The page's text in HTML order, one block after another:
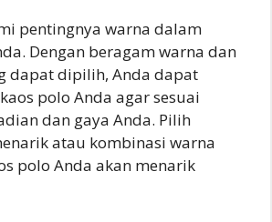
pentingnya warna dalam
Dengan beragam warna dan
dapat dipilih, Anda dapat
polo Anda agar sesuai
dan gaya Anda. Pilih
atau kombinasi warna
polo Anda akan menarik